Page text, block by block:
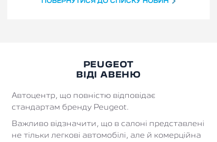
PEUGEOT
ВІДІ АВЕНЮ
Автоцентр, що повністю відповідає
стандартам бренду Peugeot.
Важливо відзначити, що в салоні представлені
не тільки легкові автомобілі, але й комерційна